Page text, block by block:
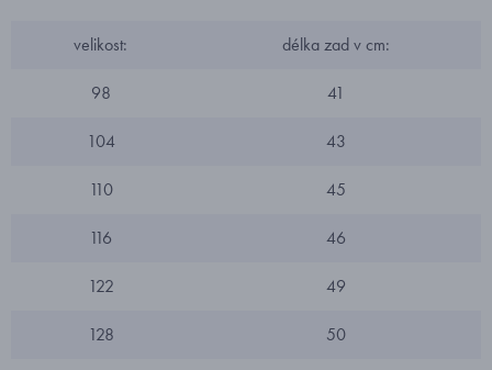
velikost: délka zad v cm:
98 41
104 43
110 45
116 46
122 49
128 50